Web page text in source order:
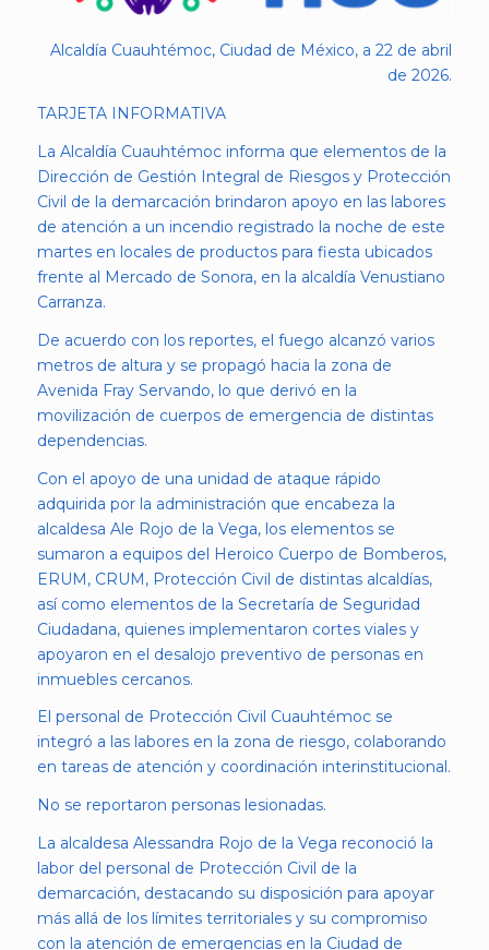
Alcaldía Cuauhtémoc, Ciudad de México, a 22 de abril
de 2026.
TARJETA INFORMATIVA
La Alcaldía Cuauhtémoc informa que elementos de la
Dirección de Gestión Integral de Riesgos y Protección
Civil de la demarcación brindaron apoyo en las labores
de atención a un incendio registrado la noche de este
martes en locales de productos para fiesta ubicados
frente al Mercado de Sonora, en la alcaldía Venustiano
Carranza.
De acuerdo con los reportes, el fuego alcanzó varios
metros de altura y se propagó hacia la zona de
Avenida Fray Servando, lo que derivó en la
movilización de cuerpos de emergencia de distintas
dependencias.
Con el apoyo de una unidad de ataque rápido
adquirida por la administración que encabeza la
alcaldesa Ale Rojo de la Vega, los elementos se
sumaron a equipos del Heroico Cuerpo de Bomberos,
ERUM, CRUM, Protección Civil de distintas alcaldías,
así como elementos de la Secretaría de Seguridad
Ciudadana, quienes implementaron cortes viales y
apoyaron en el desalojo preventivo de personas en
inmuebles cercanos.
El personal de Protección Civil Cuauhtémoc se
integró a las labores en la zona de riesgo, colaborando
en tareas de atención y coordinación interinstitucional.
No se reportaron personas lesionadas.
La alcaldesa Alessandra Rojo de la Vega reconoció la
labor del personal de Protección Civil de la
demarcación, destacando su disposición para apoyar
más allá de los límites territoriales y su compromiso
con la atención de emergencias en la Ciudad de